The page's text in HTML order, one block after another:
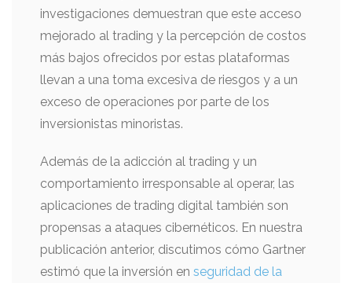
investigaciones demuestran que este acceso
mejorado al trading y la percepción de costos
más bajos ofrecidos por estas plataformas
llevan a una toma excesiva de riesgos y a un
exceso de operaciones por parte de los
inversionistas minoristas.
Además de la adicción al trading y un
comportamiento irresponsable al operar, las
aplicaciones de trading digital también son
propensas a ataques cibernéticos. En nuestra
publicación anterior, discutimos cómo Gartner
estimó que la inversión en seguridad de la